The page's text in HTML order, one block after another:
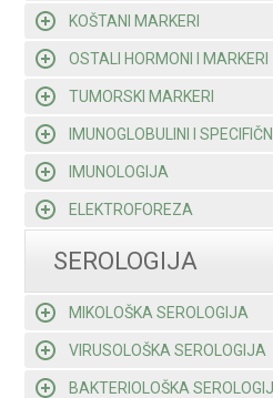
KOŠTANI MARKERI
OSTALI HORMONI I MARKERI
TUMORSKI MARKERI
IMUNOGLOBULINI I
IMUNOLOGIJA
ELEKTROFOREZA
SEROLOGIJA
MIKOLOŠKA SEROLOGIJA
VIRUSOLOŠKA SEROLOGIJA
BAKTERIOLOŠKA